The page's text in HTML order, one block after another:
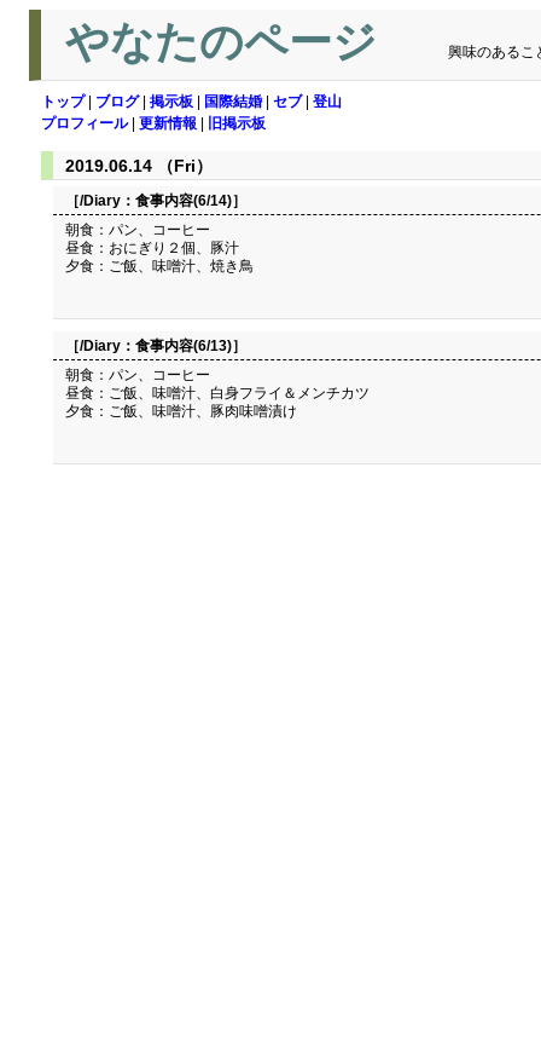
やなたのページ 興味のあるこ
トップ| ブログ| 掲示板 国際結婚 セブ| 登山
プロフィール| 更新情報 旧掲示板
2019.06.14 （Fri）
［/Diary： 食事内容(6/14)］
朝食：パン、コーヒー
昼食：おにぎり２個、豚汁
夕食：ご飯、味噌汁、焼き鳥
［/Diary： 食事内容(6/13)］
朝食：パン、コーヒー
昼食：ご飯、味噌汁、白身フライ＆メンチカツ
夕食：ご飯、味噌汁、豚肉味噌漬け